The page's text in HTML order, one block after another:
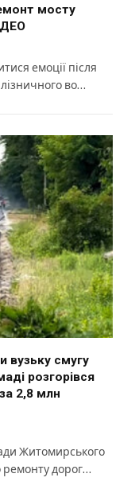
мосту
емоції після
во…
вузьку смугу
розгорівся
2,8 млн
Житомирського
ремонту дорог…